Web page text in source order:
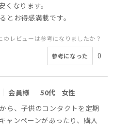
くなります。
とお得感満載です。
のレビューは参考になりましたか？
参考になった 0
会員様 50代
女性
ら、子供のコンタクトを定期
ャンペーンがあったり、購入